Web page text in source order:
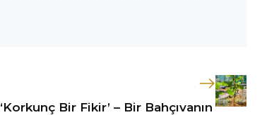
‘Korkunç Bir Fikir’ – Bir Bahçıvanın